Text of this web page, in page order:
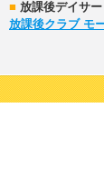
■ 放課後デイサ
放課後クラブ モ